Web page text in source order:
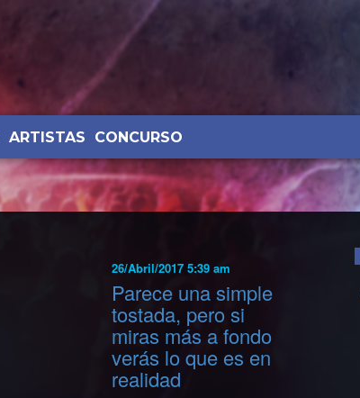
ARTISTAS CONCURSO
26/Abril/2017 5:39 am
Parece una simple
tostada, pero si
miras más a fondo
verás lo que es en
realidad